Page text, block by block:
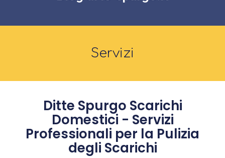
Servizi
Ditte Spurgo Scarichi
Domestici - Servizi
Professionali per la Pulizia
degli Scarichi